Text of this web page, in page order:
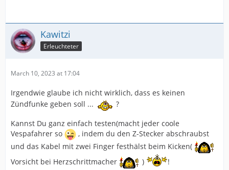
Kawitzi
Erleuchteter
March 10, 2023 at 17:04
Irgendwie glaube ich nicht wirklich, dass es keinen
Zündfunke geben soll ...
?
Kannst Du ganz einfach testen(macht jeder coole
Vespafahrer so
, indem du den Z-Stecker abschraubst
und das Kabel mit zwei Finger festhälst beim Kicken(
Vorsicht bei Herzschrittmacher
) !